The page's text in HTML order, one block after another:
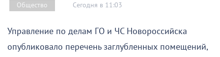
Общество Сегодня в 11:03
Управление по делам ГО и ЧС Новороссийска
опубликовало перечень заглубленных помещений,